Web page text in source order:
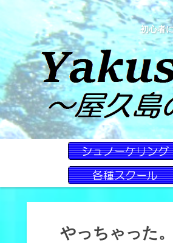
初心者
やっちゃった。